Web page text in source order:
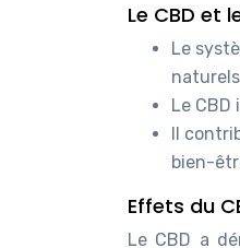
Le CBD et
Le
Le
Il
bien-
Effets du
Le CBD a